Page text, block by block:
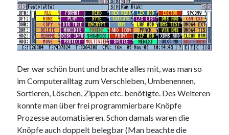
Der war schön bunt und brachte alles mit, was man so
im Computeralltag zum Verschieben, Umbenennen,
Sortieren, Löschen, Zippen etc. benötigte. Des Weiteren
konnte man über frei programmierbare Knöpfe
Prozesse automatisieren. Schon damals waren die
Knöpfe auch doppelt belegbar (Man beachte die